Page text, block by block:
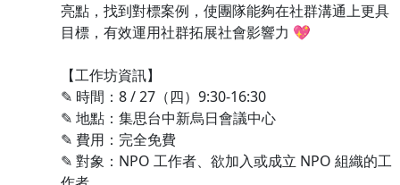
亮點，找到對標案例，使團隊能夠在社群溝通上更具
目標，有效運用社群拓展社會影響力 💖
【工作坊資訊】
✎ 時間：8 / 27（四）9:30-16:30
✎ 地點：集思台中新烏日會議中心
✎ 費用：完全免費
✎ 對象：NPO 工作者、欲加入或成立 NPO 組織的工